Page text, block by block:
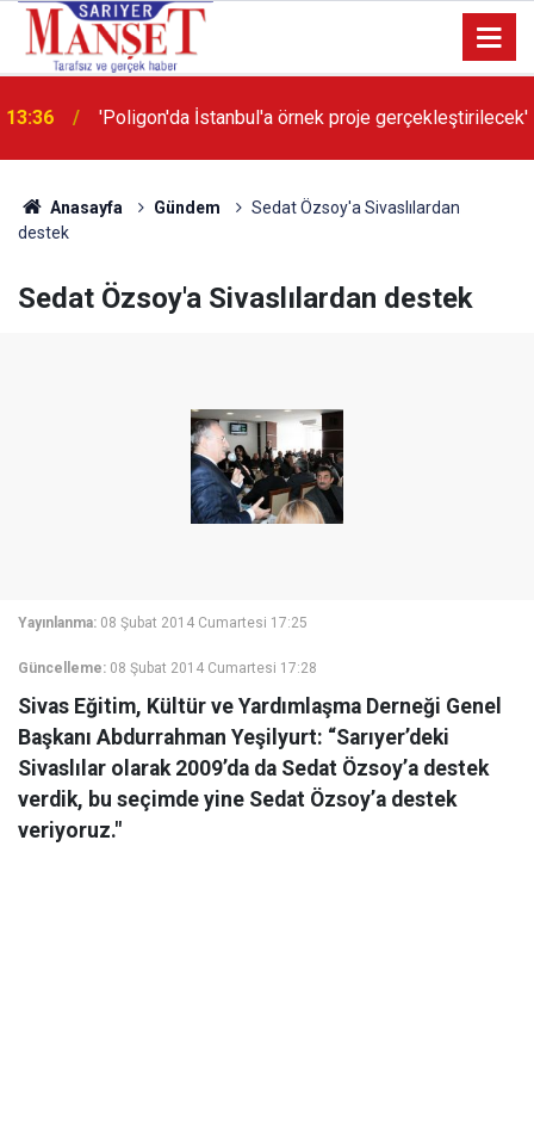
13:36 'Poligon'da İstanbul'a örnek proje gerçekleştirilecek'
Anasayfa Gündem
Sedat Özsoy'a Sivaslılardan
destek
Sedat Özsoy'a Sivaslılardan destek
Yayınlanma: 08 Şubat 2014 Cumartesi 17:25
Güncelleme: 08 Şubat 2014 Cumartesi 17:28
Sivas Eğitim, Kültür ve Yardımlaşma Derneği Genel
Başkanı Abdurrahman Yeşilyurt: “Sarıyer’deki
Sivaslılar olarak 2009’da da Sedat Özsoy’a destek
verdik, bu seçimde yine Sedat Özsoy’a destek
veriyoruz."